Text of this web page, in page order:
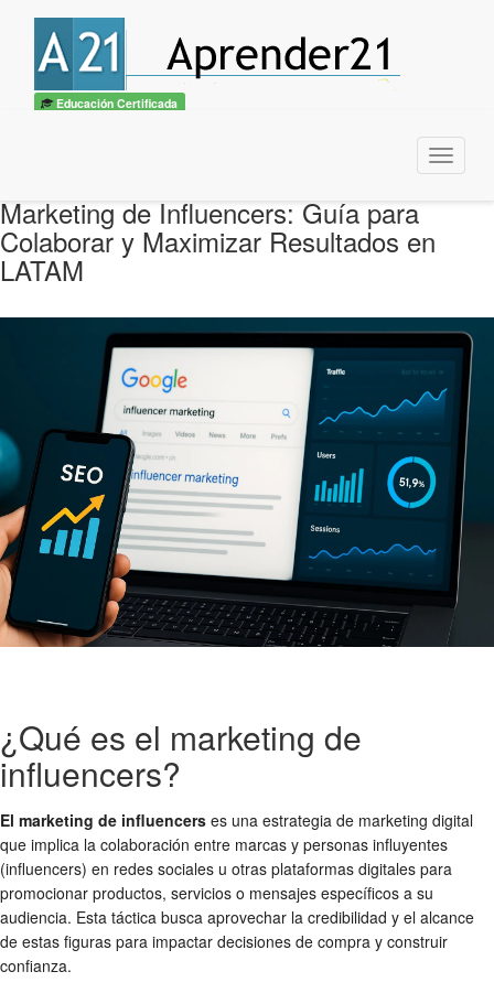
Educación Certificada
Menu
Marketing de Influencers: Guía para
Colaborar y Maximizar Resultados en
LATAM
¿Qué es el marketing de
influencers?
El marketing de influencers es una estrategia de marketing digital
que implica la colaboración entre marcas y personas influyentes
(influencers) en redes sociales u otras plataformas digitales para
promocionar productos, servicios o mensajes específicos a su
audiencia. Esta táctica busca aprovechar la credibilidad y el alcance
de estas figuras para impactar decisiones de compra y construir
confianza.